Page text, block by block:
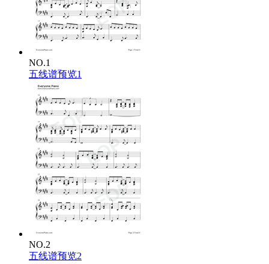
Downtown
Downtown
And you may find somebody kind to help and understand you
Someone who is just like you and needs a gentle hand to
Guide them along
So maybe I'll see you there
We can forget all our troubles forget all our cares
So go downtown things'll be great when you're
Downtown don't wait a minute for
Downtown everything's waiting for you
Downtown downtown downtown downtown
Downtown downtown downtown downtown downtown downtown
NO.1
五线谱预览1
NO.2
五线谱预览2